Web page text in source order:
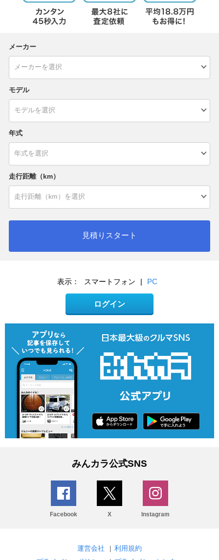
メーカー
モデル
年式
走行距離（km）
見積りスタート
表示： スマートフォン | PC
ログイン
みんカラ公式SNS
Facebook X Instagram
運営会社 | 利用規約